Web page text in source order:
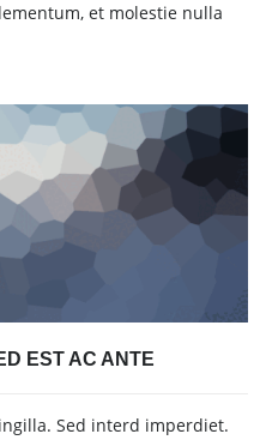
et molestie nulla
EST AC ANTE
Sed interd imperdiet.